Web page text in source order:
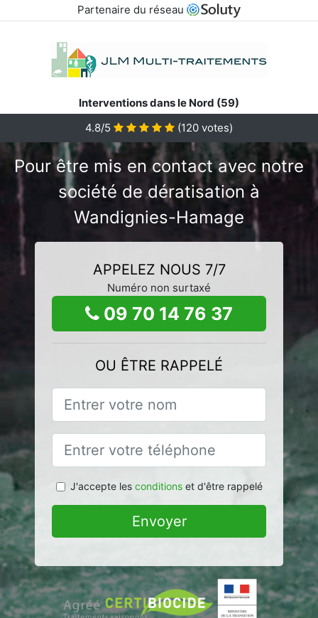
Partenaire du réseau
Interventions dans le Nord (59)
4.8/5
(120 votes)
Pour être mis en contact avec notre
société de dératisation à
Wandignies-Hamage
APPELEZ NOUS 7/7
Numéro non surtaxé
09 70 14 76 37
OU ÊTRE RAPPELÉ
J'accepte les conditionset d'être rappelé
Envoyer